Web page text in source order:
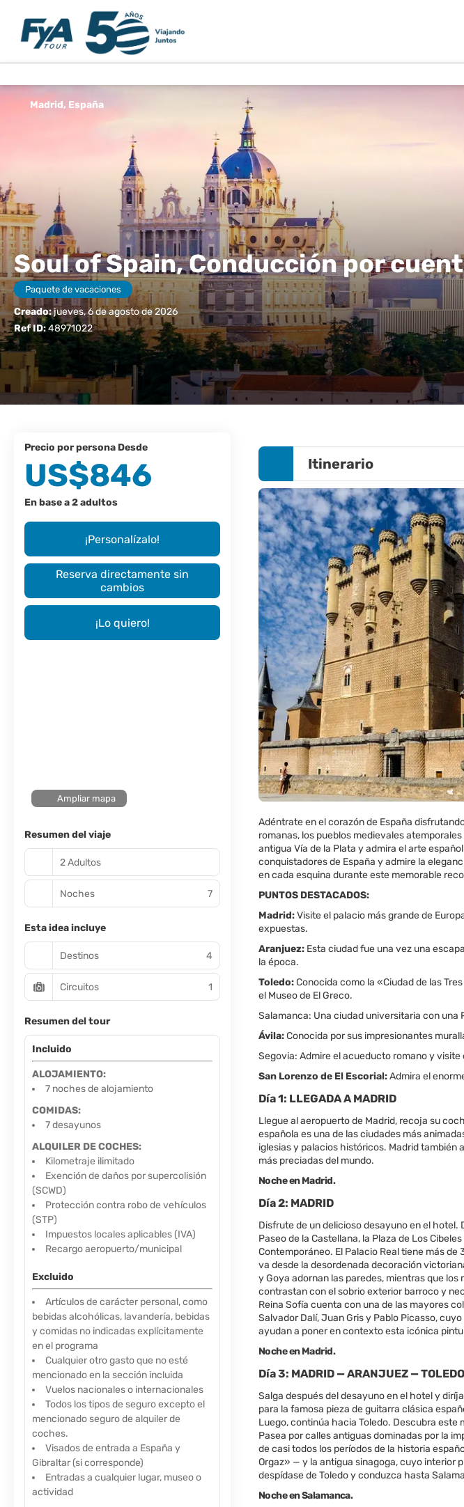
Soul of Spain, Conducción por
Paquete de vacaciones
Creado:jueves, 6 de agosto de 2026
Ref ID:48971022
Madrid, España
Itinerario
Adéntrate en el corazón de España
romanas, los pueblos medievales
antigua Vía de la Plata y admira el arte
conquistadores de España y admire la
en cada esquina durante este memorable
PUNTOS DESTACADOS:
Madrid:Visite el palacio más grande de
expuestas.
Aranjuez: Esta ciudad fue una vez una
la época.
Toledo:Conocida como la «Ciudad de las
el Museo de El Greco.
Salamanca: Una ciudad universitaria con
Ávila:Conocida por sus impresionantes
Segovia: Admire el acueducto romano y
San Lorenzo de El Escorial:Admira el
Día 1: LLEGADA A MADRID
Llegue al aeropuerto de Madrid, recoja su
española es una de las ciudades más
iglesias y palacios históricos. Madrid también
más preciadas del mundo.
Noche en Madrid.
Día 2: MADRID
Disfrute de un delicioso desayuno en el
Paseo de la Castellana, la Plaza de Los
Contemporáneo. El Palacio Real tiene más
va desde la desordenada decoración
y Goya adornan las paredes, mientras que
contrastan con el sobrio exterior barroco y
Reina Sofía cuenta con una de las mayores
Salvador Dalí, Juan Gris y Pablo Picasso,
ayudan a poner en contexto esta icónica
Noche en Madrid.
Día 3: MADRID — ARANJUEZ —
Salga después del desayuno en el hotel y
para la famosa pieza de guitarra clásica
Luego, continúa hacia Toledo. Descubra este
Pasea por calles antiguas dominadas por la
de casi todos los períodos de la historia
Orgaz» — y la antigua sinagoga, cuyo interior
despídase de Toledo y conduzca hasta
Noche en Salamanca.
precio por persona Desde
US$846
En base a 2 adultos
¡Personalízalo!
Reserva directamente sin
cambios
¡Lo quiero!
Ampliar mapa
Resumen del viaje
2 Adultos
Noches 7
Esta idea incluye
Destinos 4
Circuitos 1
Resumen del tour
Incluido
ALOJAMIENTO:
7 noches de alojamiento
COMIDAS:
7 desayunos
ALQUILER DE COCHES:
Kilometraje ilimitado
Exención de daños por supercolisión
(SCWD)
Protección contra robo de vehículos
(STP)
Impuestos locales aplicables (IVA)
Recargo aeropuerto/municipal
Excluido
Artículos de carácter personal, como
bebidas alcohólicas, lavandería, bebidas
y comidas no indicadas explícitamente
en el programa
Cualquier otro gasto que no esté
mencionado en la sección incluida
Vuelos nacionales o internacionales
Todos los tipos de seguro excepto el
mencionado seguro de alquiler de
coches.
Visados de entrada a España y
Gibraltar (si corresponde)
Entradas a cualquier lugar, museo o
actividad